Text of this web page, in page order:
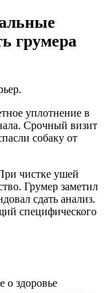
грумера
уплотнение в
Срочный визит
собаку от
чистке ушей
Грумер заметил
сдать анализ.
специфического
о здоровье